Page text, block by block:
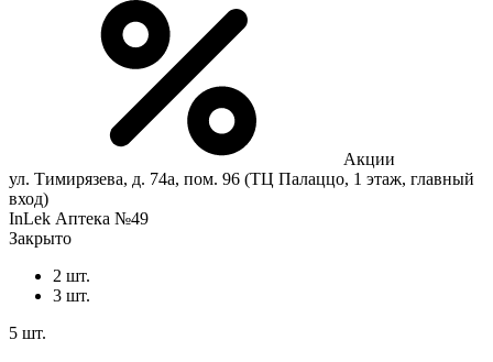
Акции
ул. Тимирязева, д. 74а, пом. 96 (ТЦ Палаццо, 1 этаж, главный
вход)
InLek Аптека №49
Закрыто
2 шт.
3 шт.
5 шт.